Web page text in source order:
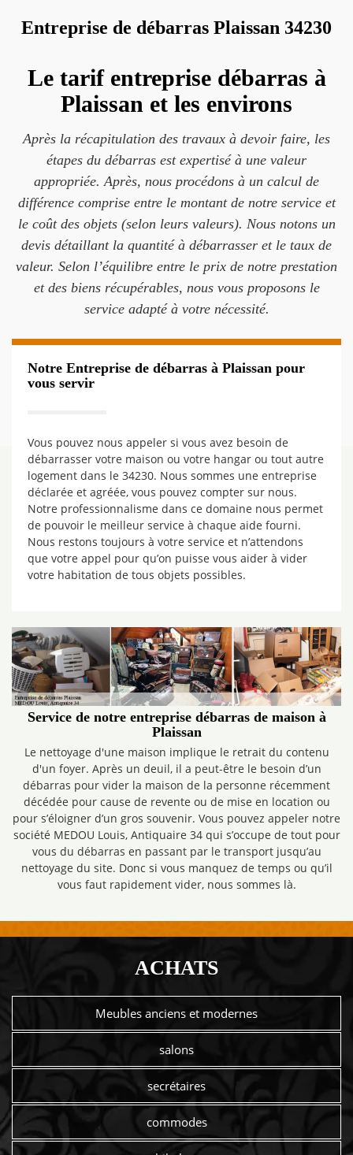
Entreprise de débarras Plaissan 34230
Le tarif entreprise débarras à
Plaissan et les environs
Après la récapitulation des travaux à devoir faire, les
étapes du débarras est expertisé à une valeur
appropriée. Après, nous procédons à un calcul de
différence comprise entre le montant de notre service et
le coût des objets (selon leurs valeurs). Nous notons un
devis détaillant la quantité à débarrasser et le taux de
valeur. Selon l’équilibre entre le prix de notre prestation
et des biens récupérables, nous vous proposons le
service adapté à votre nécessité.
Notre Entreprise de débarras à Plaissan pour
vous servir
Vous pouvez nous appeler si vous avez besoin de
débarrasser votre maison ou votre hangar ou tout autre
logement dans le 34230. Nous sommes une entreprise
déclarée et agréée, vous pouvez compter sur nous.
Notre professionnalisme dans ce domaine nous permet
de pouvoir le meilleur service à chaque aide fourni.
Nous restons toujours à votre service et n’attendons
que votre appel pour qu’on puisse vous aider à vider
votre habitation de tous objets possibles.
Service de notre entreprise débarras de maison à
Plaissan
Le nettoyage d'une maison implique le retrait du contenu
d'un foyer. Après un deuil, il a peut-être le besoin d’un
débarras pour vider la maison de la personne récemment
décédée pour cause de revente ou de mise en location ou
pour s’éloigner d’un gros souvenir. Vous pouvez appeler notre
société MEDOU Louis, Antiquaire 34 qui s’occupe de tout pour
vous du débarras en passant par le transport jusqu’au
nettoyage du site. Donc si vous manquez de temps ou qu’il
vous faut rapidement vider, nous sommes là.
ACHATS
Meubles anciens et modernes
salons
secrétaires
commodes